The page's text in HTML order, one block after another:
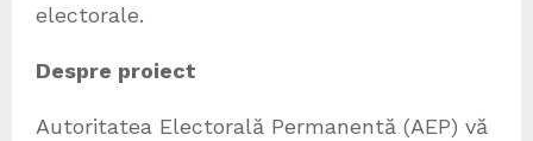
electorale.
Despre proiect
Autoritatea Electorală Permanentă (AEP) vă